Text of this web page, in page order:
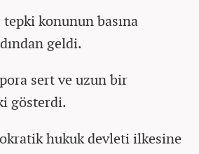
konunun basına
geldi.
sert ve uzun bir
gösterdi.
hukuk devleti ilkesine